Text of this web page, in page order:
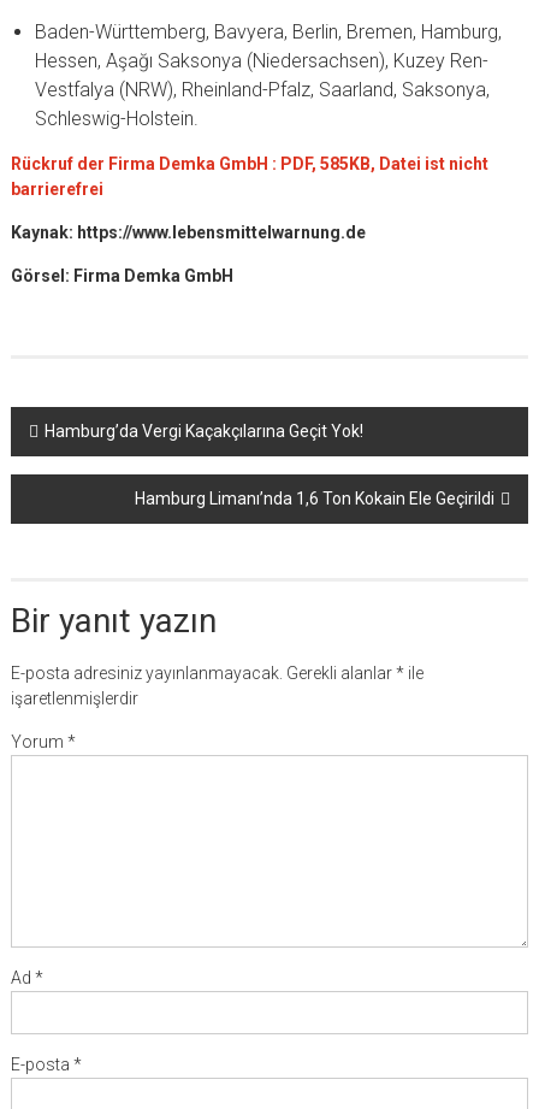
Baden-Württemberg, Bavyera, Berlin, Bremen, Hamburg,
Hessen, Aşağı Saksonya (Niedersachsen), Kuzey Ren-
Vestfalya (NRW), Rheinland-Pfalz, Saarland, Saksonya,
Schleswig-Holstein.
Rückruf der Firma Demka GmbH : PDF, 585KB, Datei ist nicht
barrierefrei
Kaynak: https://www.lebensmittelwarnung.de
Görsel: Firma Demka GmbH
Yazı
dolaşımı
Hamburg’da Vergi Kaçakçılarına Geçit Yok!
Hamburg Limanı’nda 1,6 Ton Kokain Ele Geçirildi
Bir yanıt yazın
E-posta adresiniz yayınlanmayacak. Gerekli alanlar*ile
işaretlenmişlerdir
Yorum *
Ad *
E-posta *